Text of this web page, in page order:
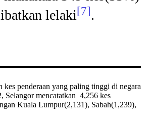
lelaki[7].
kes penderaan yang paling tinggi di negara
Selangor mencatatkan 4,256 kes
Kuala Lumpur(2,131), Sabah(1,239),